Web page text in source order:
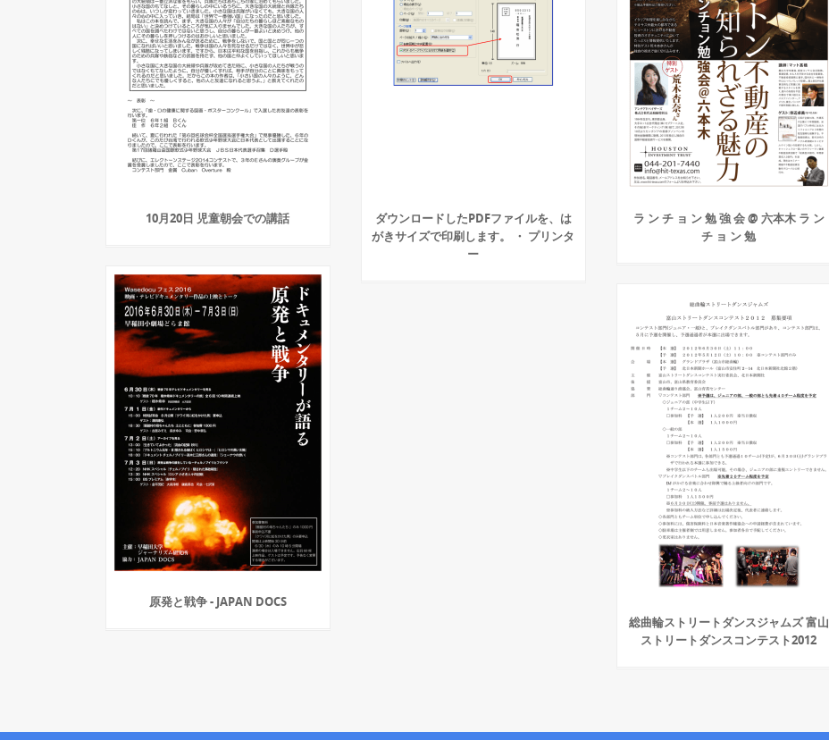
10月20日 児童朝会での講話
ダウンロードしたPDFファイルを、は
がきサイズで印刷します。 ・ プリンタ
ー
ラ ン チ ョ ン 勉 強 会 @ 六本木 ラ ン
チ ョ ン 勉
原発と戦争 - JAPAN DOCS
総曲輪ストリートダンスジャムズ 富山
ストリートダンスコンテスト2012